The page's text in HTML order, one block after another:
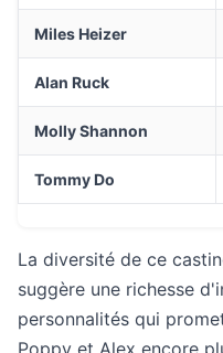
Miles Heizer
Alan Ruck
Molly Shannon
Tommy Do
La diversité de ce
suggère une richesse
personnalités qui
Poppy et Alex encore